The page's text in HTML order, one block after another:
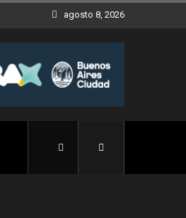
agosto 8, 2026